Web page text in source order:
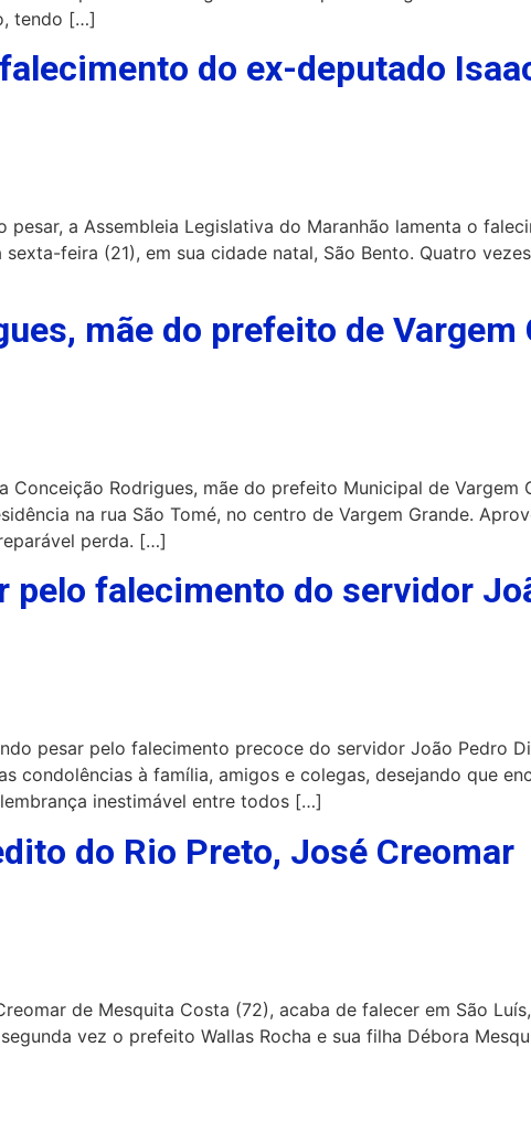
tendo […]
do ex-deputado
a Assembleia Legislativa do Maranhão lamenta o
feira (21), em sua cidade natal, São Bento. Quatro
mãe do prefeito de Vargem
Rodrigues, mãe do prefeito Municipal de Vargem
na rua São Tomé, no centro de Vargem Grande.
perda. […]
pelo falecimento do servidor
pesar pelo falecimento precoce do servidor João Pedro
condolências à família, amigos e colegas, desejando que
inestimável entre todos […]
do Rio Preto, José Creomar
de Mesquita Costa (72), acaba de falecer em São
vez o prefeito Wallas Rocha e sua filha Débora